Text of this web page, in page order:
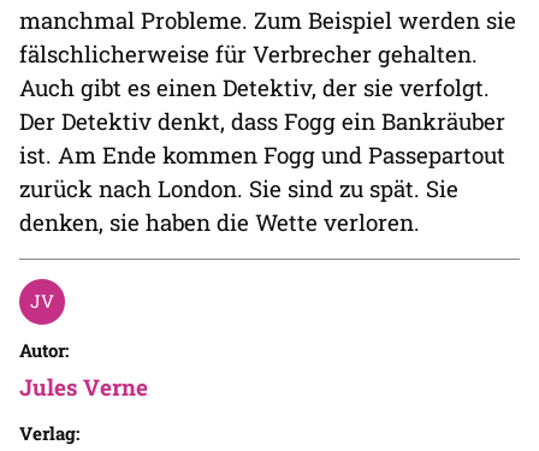
manchmal Probleme. Zum Beispiel werden sie
fälschlicherweise für Verbrecher gehalten.
Auch gibt es einen Detektiv, der sie verfolgt.
Der Detektiv denkt, dass Fogg ein Bankräuber
ist. Am Ende kommen Fogg und Passepartout
zurück nach London. Sie sind zu spät. Sie
denken, sie haben die Wette verloren.
Autor:
Jules Verne
Verlag: